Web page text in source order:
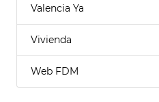
Valencia Ya
Vivienda
Web FDM